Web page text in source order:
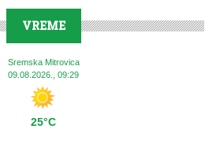
VREME
Sremska Mitrovica
09.08.2026., 09:29
25°C